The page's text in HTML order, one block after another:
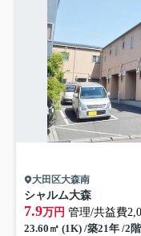
大田区大森南
シャルム大森
7.9万円 管理/共益費
23.60㎡ (1K) /築21年 /2